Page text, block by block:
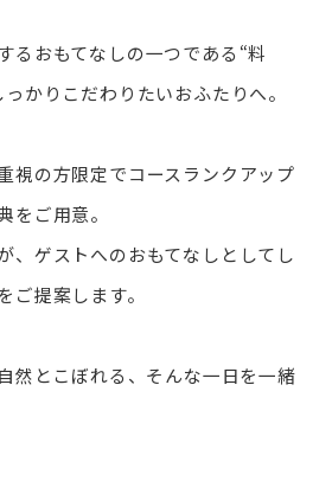
るおもてなしの一つである“料
かりこだわりたいおふたりへ。
視の方限定でコースランクアップ
をご用意。
、ゲストへのおもてなしとしてし
ご提案します。
然とこぼれる、そんな一日を一緒